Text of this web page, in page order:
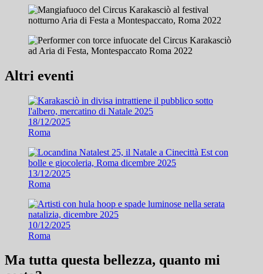
Altri eventi
18/12/2025
Roma
13/12/2025
Roma
10/12/2025
Roma
Ma tutta questa bellezza, quanto mi